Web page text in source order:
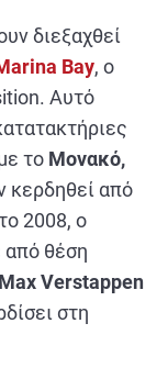
διεξαχθεί
Bay, ο
Αυτό
το Μονακό,
κερδηθεί από
2008, ο
θέση
Max Verstappen
στη